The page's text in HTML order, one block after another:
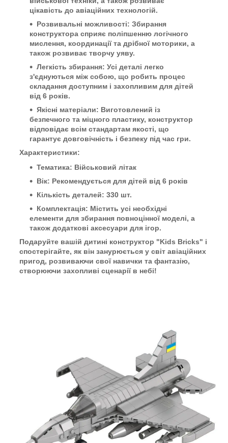
цікавість до авіаційних технологій.
Розвивальні можливості: Збирання
конструктора сприяє поліпшенню логічного
мислення, координації та дрібної моторики, а
також розвиває творчу уяву.
Легкість збирання: Усі деталі легко
з'єднуються між собою, що робить процес
складання доступним і захопливим для дітей
від 6 років.
Якісні матеріали: Виготовлений із
безпечного та міцного пластику, конструктор
відповідає всім стандартам якості, що
гарантує довговічність і безпеку під час гри.
Характеристики:
Тематика: Військовий літак
Вік: Рекомендується для дітей від 6 років
Кількість деталей: 330 шт.
Комплектація: Містить усі необхідні
елементи для збирання повноцінної моделі, а
також додаткові аксесуари для ігор.
Подаруйте вашій дитині конструктор "Kids Bricks" і
спостерігайте, як він занурюється у світ авіаційних
пригод, розвиваючи свої навички та фантазію,
створюючи захопливі сценарії в небі!